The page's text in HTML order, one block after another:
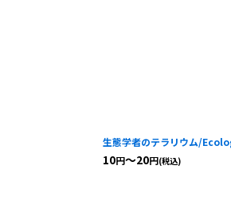
生態学者のテラリウム/
10円～20円(税込)